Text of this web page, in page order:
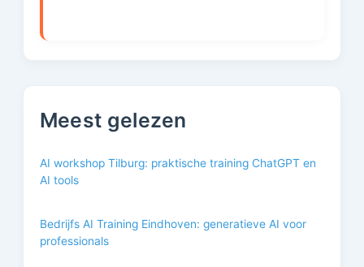
Meest gelezen
AI workshop Tilburg: praktische training ChatGPT en
AI tools
Bedrijfs AI Training Eindhoven: generatieve AI voor
professionals